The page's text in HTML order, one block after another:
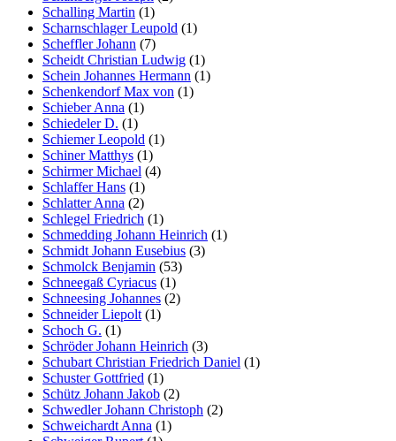
Schalling Martin (1)
Scharnschlager Leupold (1)
Scheffler Johann (7)
Scheidt Christian Ludwig (1)
Schein Johannes Hermann (1)
Schenkendorf Max von (1)
Schieber Anna (1)
Schiedeler D. (1)
Schiemer Leopold (1)
Schiner Matthys (1)
Schirmer Michael (4)
Schlaffer Hans (1)
Schlatter Anna (2)
Schlegel Friedrich (1)
Schmedding Johann Heinrich (1)
Schmidt Johann Eusebius (3)
Schmolck Benjamin (53)
Schneegaß Cyriacus (1)
Schneesing Johannes (2)
Schneider Liepolt (1)
Schoch G. (1)
Schröder Johann Heinrich (3)
Schubart Christian Friedrich Daniel (1)
Schuster Gottfried (1)
Schütz Johann Jakob (2)
Schwedler Johann Christoph (2)
Schweichardt Anna (1)